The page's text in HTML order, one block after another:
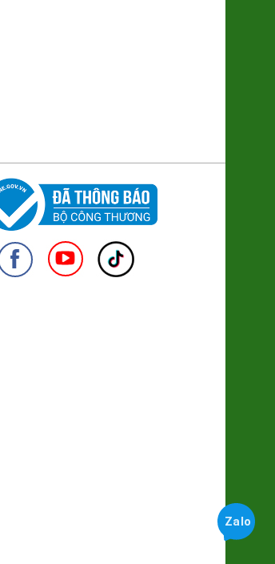
(nhân TC 170g)
94.000đ/Cái